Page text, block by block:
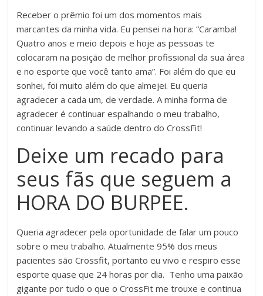
Receber o prêmio foi um dos momentos mais
marcantes da minha vida. Eu pensei na hora: “Caramba!
Quatro anos e meio depois e hoje as pessoas te
colocaram na posição de melhor profissional da sua área
e no esporte que você tanto ama”. Foi além do que eu
sonhei, foi muito além do que almejei. Eu queria
agradecer a cada um, de verdade. A minha forma de
agradecer é continuar espalhando o meu trabalho,
continuar levando a saúde dentro do CrossFit!
Deixe um recado para
seus fãs que seguem a
HORA DO BURPEE.
Queria agradecer pela oportunidade de falar um pouco
sobre o meu trabalho. Atualmente 95% dos meus
pacientes são Crossfit, portanto eu vivo e respiro esse
esporte quase que 24 horas por dia. Tenho uma paixão
gigante por tudo o que o CrossFit me trouxe e continua